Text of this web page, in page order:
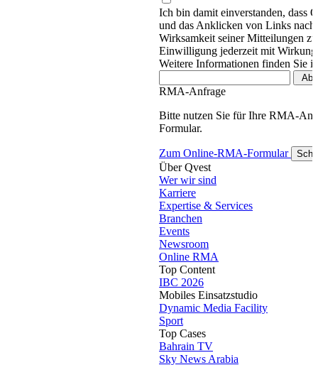
Ich bin damit einverstanden, dass
und das Anklicken von Links
Wirksamkeit seiner Mitteilungen
Einwilligung jederzeit mit
Weitere Informationen finden Sie
RMA-Anfrage
Bitte nutzen Sie für Ihre RMA-
Formular.
Zum Online-RMA-Formular
Über Qvest
Wer wir sind
Karriere
Expertise & Services
Branchen
Events
Newsroom
Online RMA
Top Content
IBC 2026
Mobiles Einsatzstudio
Dynamic Media Facility
Sport
Top Cases
Bahrain TV
Sky News Arabia